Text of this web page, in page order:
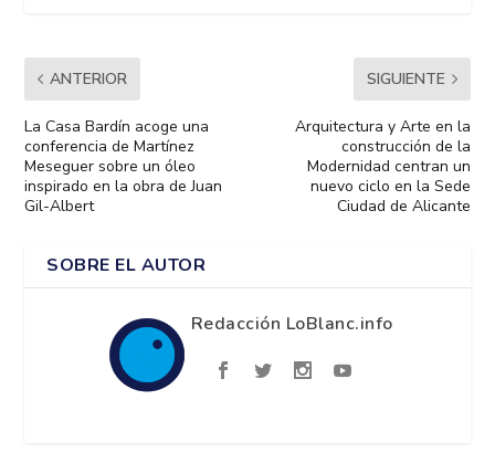
ANTERIOR
La Casa Bardín acoge una
conferencia de Martínez
Meseguer sobre un óleo
inspirado en la obra de Juan
Gil-Albert
SIGUIENTE
Arquitectura y Arte en la
construcción de la
Modernidad centran un
nuevo ciclo en la Sede
Ciudad de Alicante
SOBRE EL AUTOR
Redacción LoBlanc.info